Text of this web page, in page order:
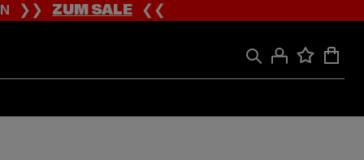
❯❯ZUM SALE❮❮